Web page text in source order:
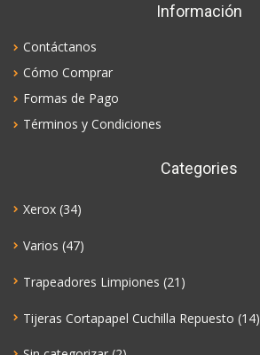
Información
Contáctanos
Cómo Comprar
Formas de Pago
Términos y Condiciones
Categories
Xerox (34)
Varios (47)
Trapeadores Limpiones (21)
Tijeras Cortapapel Cuchilla Repuesto (14)